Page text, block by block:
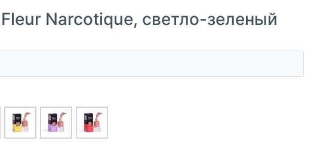
Narcotique, светло-зеленый